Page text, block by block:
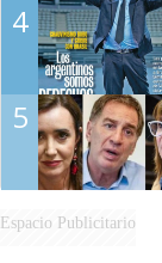
4
5
Espacio Publicitario